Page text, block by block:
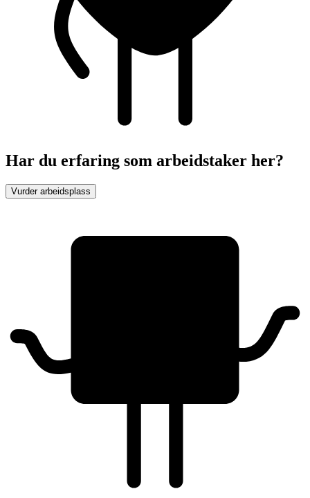
Har du erfaring som arbeidstaker her?
Vurder arbeidsplass